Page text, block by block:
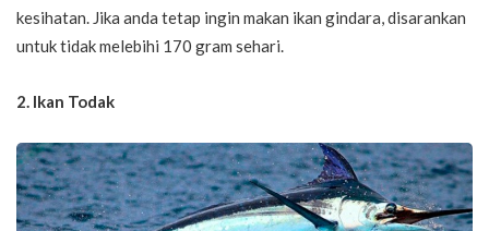
kesihatan. Jika anda tetap ingin makan ikan gindara, disarankan
untuk tidak melebihi 170 gram sehari.
2. Ikan Todak